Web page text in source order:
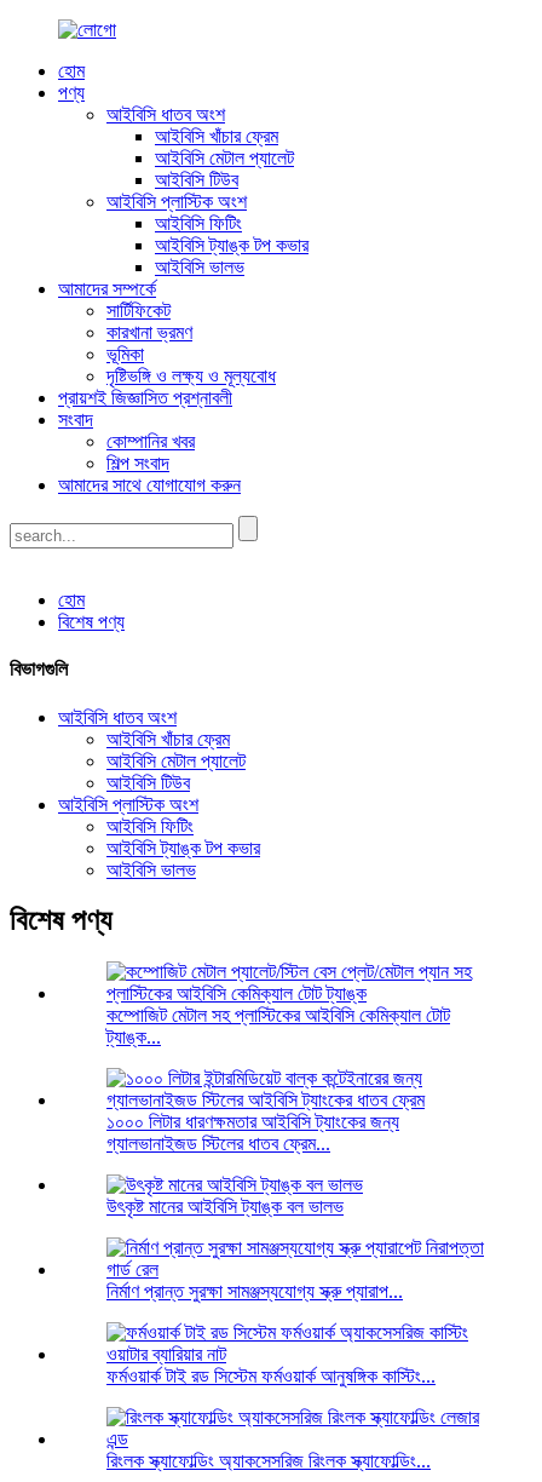
হোম
পণ্য
আইবিসি ধাতব অংশ
আইবিসি খাঁচার ফ্রেম
আইবিসি মেটাল প্যালেট
আইবিসি টিউব
আইবিসি প্লাস্টিক অংশ
আইবিসি ফিটিং
আইবিসি ট্যাঙ্ক টপ কভার
আইবিসি ভালভ
আমাদের সম্পর্কে
সার্টিফিকেট
কারখানা ভ্রমণ
ভূমিকা
দৃষ্টিভঙ্গি ও লক্ষ্য ও মূল্যবোধ
প্রায়শই জিজ্ঞাসিত প্রশ্নাবলী
সংবাদ
কোম্পানির খবর
শিল্প সংবাদ
আমাদের সাথে যোগাযোগ করুন
হোম
বিশেষ পণ্য
বিভাগগুলি
আইবিসি ধাতব অংশ
আইবিসি খাঁচার ফ্রেম
আইবিসি মেটাল প্যালেট
আইবিসি টিউব
আইবিসি প্লাস্টিক অংশ
আইবিসি ফিটিং
আইবিসি ট্যাঙ্ক টপ কভার
আইবিসি ভালভ
বিশেষ পণ্য
কম্পোজিট মেটাল সহ প্লাস্টিকের আইবিসি কেমিক্যাল টোট
ট্যাঙ্ক...
১০০০ লিটার ধারণক্ষমতার আইবিসি ট্যাংকের জন্য
গ্যালভানাইজড স্টিলের ধাতব ফ্রেম...
উৎকৃষ্ট মানের আইবিসি ট্যাঙ্ক বল ভালভ
নির্মাণ প্রান্ত সুরক্ষা সামঞ্জস্যযোগ্য স্ক্রু প্যারাপ...
ফর্মওয়ার্ক টাই রড সিস্টেম ফর্মওয়ার্ক আনুষঙ্গিক কাস্টিং...
রিংলক স্ক্যাফোল্ডিং অ্যাকসেসরিজ রিংলক স্ক্যাফোল্ডিং...